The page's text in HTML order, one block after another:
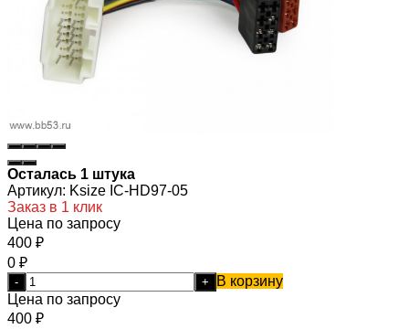
Осталась 1 штука
Артикул: Ksize IC-HD97-05
Заказ в 1 клик
Цена по запросу
400 ₽
0 ₽
- +
В корзину
Цена по запросу
400 ₽